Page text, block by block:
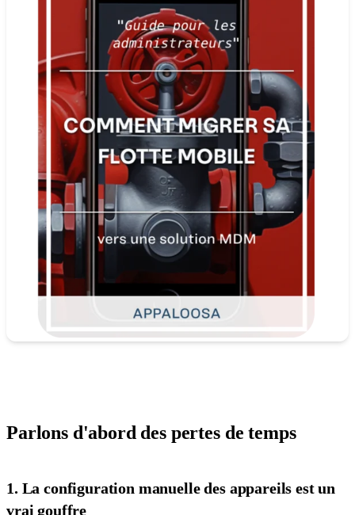
Parlons d'abord des pertes de temps
1. La configuration manuelle des appareils est un
vrai gouffre